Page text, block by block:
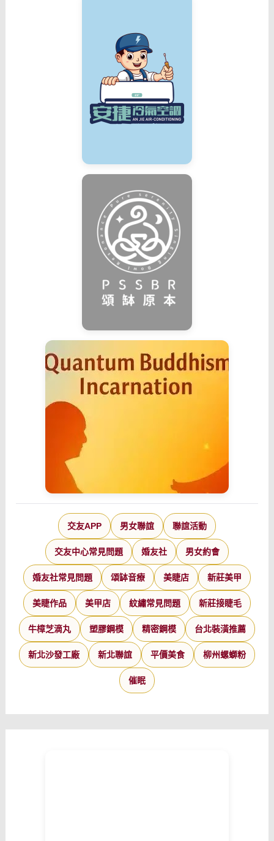
交友APP 男女聯誼 聯誼活動
交友中心常見問題 婚友社 男女約會
婚友社常見問題 頌缽音療 美睫店 新莊美甲
美睫作品 美甲店 紋繡常見問題 新莊接睫毛
牛樟芝滴丸 塑膠鋼模 精密鋼模 台北裝潢推薦
新北沙發工廠 新北聯誼 平價美食 柳州螺螄粉
催眠